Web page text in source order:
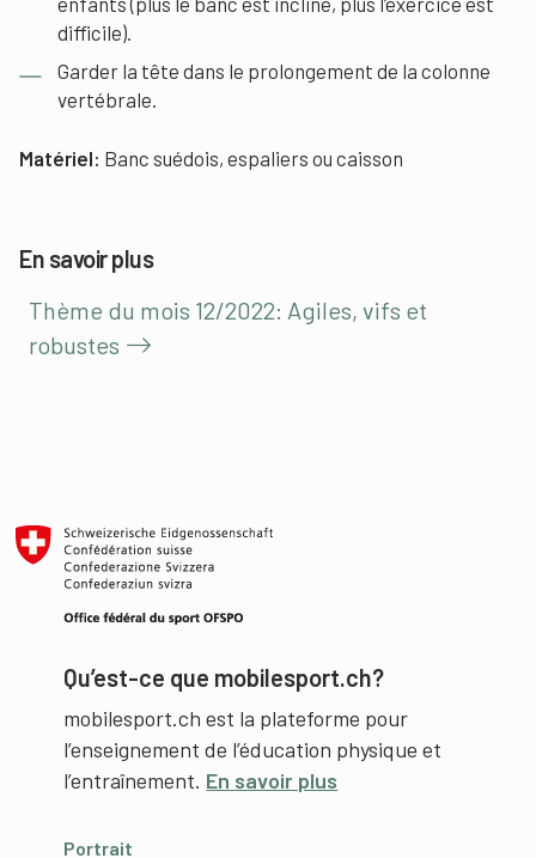
difficile).
Garder la tête dans le prolongement de la colonne
vertébrale.
Matériel: Banc suédois, espaliers ou caisson
En savoir plus
Thème du mois 12/2022: Agiles, vifs et
robustes
Qu’est-ce que mobilesport.ch?
mobilesport.ch est la plateforme pour
l’enseignement de l’éducation physique et
l’entraînement. En savoir plus
Portrait